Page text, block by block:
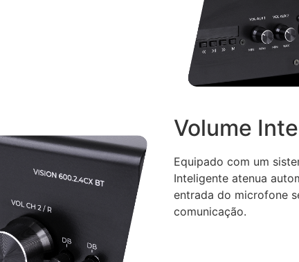
Volume
Equipado com um
Inteligente atenua
entrada do microfone
comunicação.